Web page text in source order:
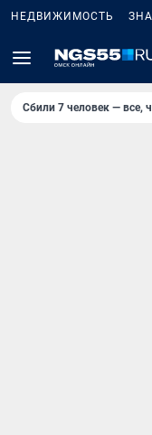
НЕДВИЖИМОСТЬ
Сбили 7 человек — все,